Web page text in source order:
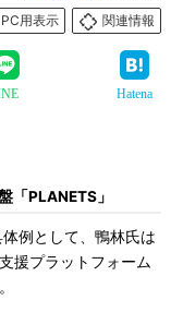
PC用表示
関連情報
Hatena
「PLANETS」
例として、鴨林氏は
援プラットフォーム